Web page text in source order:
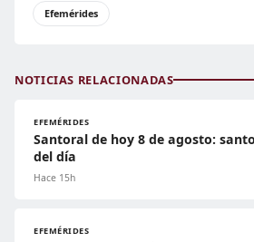
Efemérides
NOTICIAS RELACIONADAS
EFEMÉRIDES
Santoral de hoy 8 de agosto:
del día
Hace 15h
EFEMÉRIDES